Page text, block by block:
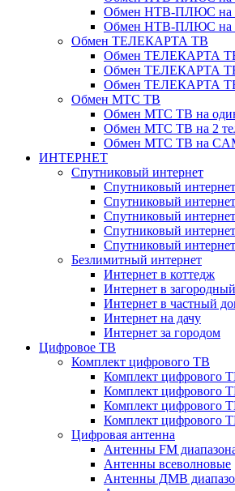
Обмен НТВ-ПЛЮС на 2
Обмен НТВ-ПЛЮС на
Обмен ТЕЛЕКАРТА ТВ
Обмен ТЕЛЕКАРТА ТВ
Обмен ТЕЛЕКАРТА ТВ
Обмен ТЕЛЕКАРТА
Обмен МТС ТВ
Обмен МТС ТВ на один
Обмен МТС ТВ на 2
Обмен МТС ТВ на
ИНТЕРНЕТ
Спутниковый интернет
Спутниковый
Спутниковый
Спутниковый
Спутниковый
Спутниковый
Безлимитный интернет
Интернет в коттедж
Интернет в
Интернет в частный
Интернет на дачу
Интернет за городом
Цифровое ТВ
Комплект цифрового ТВ
Комплект цифрового
Комплект цифрового
Комплект цифрового
Комплект цифрового
Цифровая антенна
Антенны FM
Антенны всеволновые
Антенны ДМВ